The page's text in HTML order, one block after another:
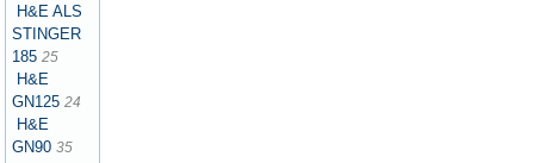
H&E ALS
STINGER
185 25
H&E
GN125 24
H&E
GN90 35